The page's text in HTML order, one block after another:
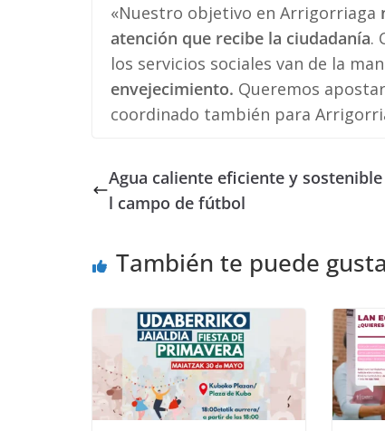
«Nuestro objetivo en Arrigorriaga
atención que recibe la ciudadanía.
los servicios sociales van de la
envejecimiento. Queremos
coordinado también para
Agua caliente eficiente y
l campo de fútbol
También te puede